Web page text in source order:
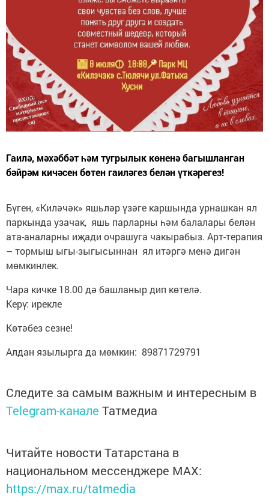
Гаилә, мәхәббәт һәм тугрылык көненә багышланган
бәйрәм кичәсен бөтен гаиләгез белән үткәрегез!
Бүген, «Киләчәк» яшьләр үзәге каршында урнашкан ял
паркында узачак, яшь парларны һәм балалары белән
ата-аналарны иҗади очрашуга чакырабыз. Арт-терапия
– тормыш ыгы-зыгысыннан ял итәргә менә дигән
мөмкинлек.
Чара кичке 18.00 дә башланыр дип көтелә.
Керү: ирекле
Көтәбез сезне!
Алдан язылырга да мөмкин: 89871729791
Следите за самым важным и интересным в
Telegram-канале Татмедиа
Читайте новости Татарстана в
национальном мессенджере MАХ:
https://max.ru/tatmedia